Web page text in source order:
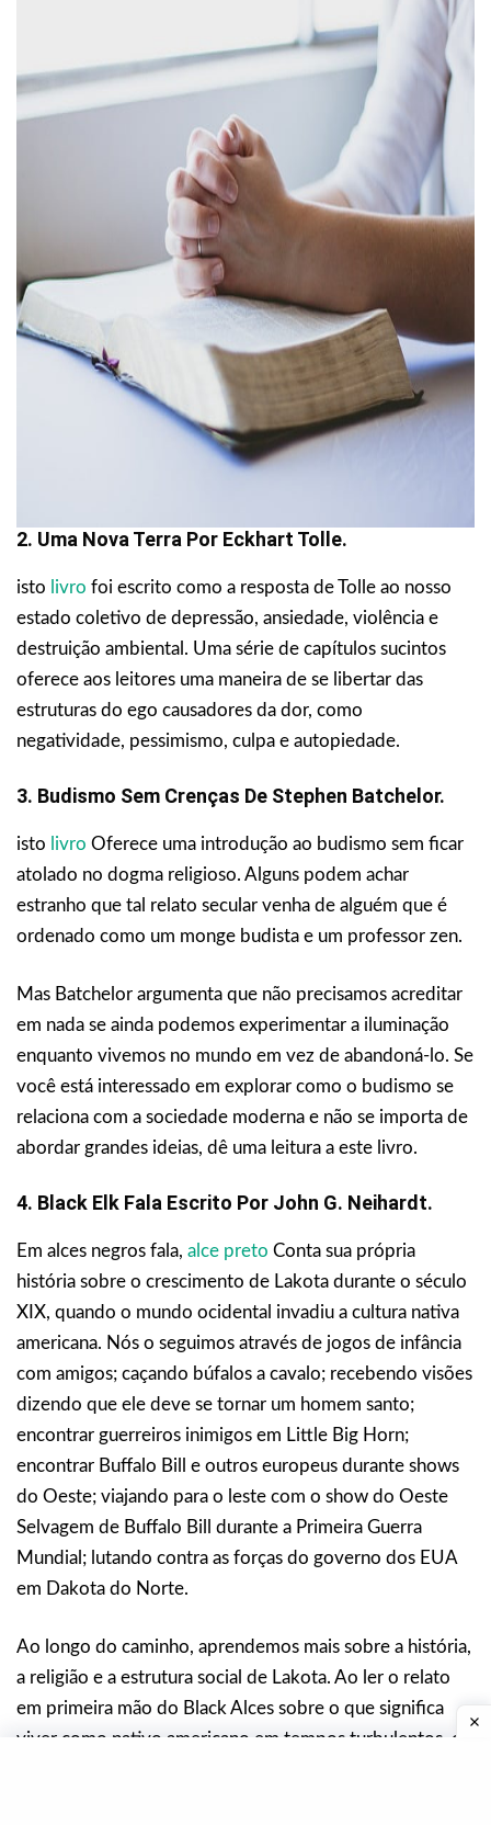
2. Uma Nova Terra Por Eckhart Tolle.
isto livro foi escrito como a resposta de Tolle ao nosso
estado coletivo de depressão, ansiedade, violência e
destruição ambiental. Uma série de capítulos sucintos
oferece aos leitores uma maneira de se libertar das
estruturas do ego causadores da dor, como
negatividade, pessimismo, culpa e autopiedade.
3. Budismo Sem Crenças De Stephen Batchelor.
isto livro Oferece uma introdução ao budismo sem ficar
atolado no dogma religioso. Alguns podem achar
estranho que tal relato secular venha de alguém que é
ordenado como um monge budista e um professor zen.
Mas Batchelor argumenta que não precisamos acreditar
em nada se ainda podemos experimentar a iluminação
enquanto vivemos no mundo em vez de abandoná-lo. Se
você está interessado em explorar como o budismo se
relaciona com a sociedade moderna e não se importa de
abordar grandes ideias, dê uma leitura a este livro.
4. Black Elk Fala Escrito Por John G. Neihardt.
Em alces negros fala, alce preto Conta sua própria
história sobre o crescimento de Lakota durante o século
XIX, quando o mundo ocidental invadiu a cultura nativa
americana. Nós o seguimos através de jogos de infância
com amigos; caçando búfalos a cavalo; recebendo visões
dizendo que ele deve se tornar um homem santo;
encontrar guerreiros inimigos em Little Big Horn;
encontrar Buffalo Bill e outros europeus durante shows
do Oeste; viajando para o leste com o show do Oeste
Selvagem de Buffalo Bill durante a Primeira Guerra
Mundial; lutando contra as forças do governo dos EUA
em Dakota do Norte.
Ao longo do caminho, aprendemos mais sobre a história,
a religião e a estrutura social de Lakota. Ao ler o relato
em primeira mão do Black Alces sobre o que significa
viver como nativo americano em tempos turbulentos, os